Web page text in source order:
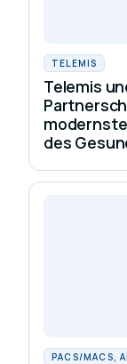
TELEMIS
Telemis
des
PACS/MACS, AI